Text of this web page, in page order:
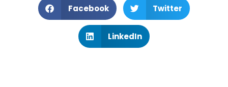
Facebook Twitter
LinkedIn